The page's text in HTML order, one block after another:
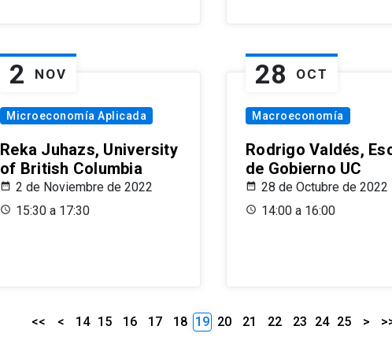
2 NOV
Microeconomía Aplicada
Reka Juhazs, University
of British Columbia
2 de Noviembre de 2022
15:30 a 17:30
28 OCT
Macroeconomía
Rodrigo Valdés,
de Gobierno UC
28 de Octubre de 2022
14:00 a 16:00
<< < 14 15 16 17 18 19 20 21 22 23 24 25 >